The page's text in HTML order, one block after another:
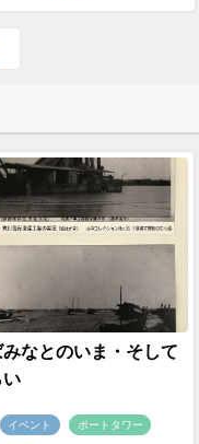
みなとのいま・そして
い
イベント ポートタワー